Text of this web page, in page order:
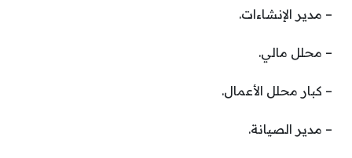
– مدير الإنشاءات.
– محلل مالي.
– كبار محلل الأعمال.
– مدير الصيانة.